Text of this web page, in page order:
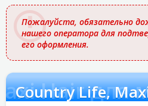
Пожалуйста, обязательно
нашего оператора для
его оформления.
Hair для